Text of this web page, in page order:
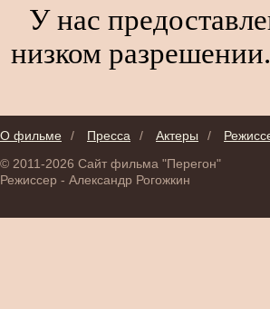
У нас
низком
О фильме / Пресса / Актеры /
© 2011-2026 Сайт фильма "Перегон"
Режиссер - Александр Рогожкин